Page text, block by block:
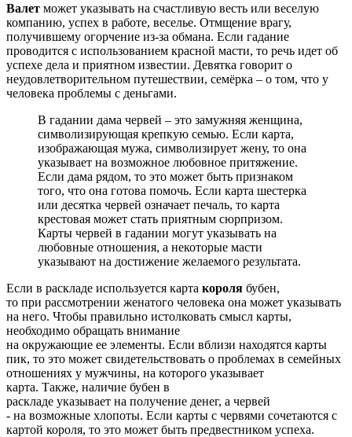
Валет может указывать на счастливую весть или веселую
компанию, успех в работе, веселье. Отмщение врагу,
получившему огорчение из-за обмана. Если гадание
проводится с использованием красной масти, то речь идет об
успехе дела и приятном известии. Девятка говорит о
неудовлетворительном путешествии, семёрка – о том, что у
человека проблемы с деньгами.
В гадании дама червей – это замужняя женщина,
символизирующая крепкую семью. Если карта,
изображающая мужа, символизирует жену, то она
указывает на возможное любовное притяжение.
Если дама рядом, то это может быть признаком
того, что она готова помочь. Если карта шестерка
или десятка червей означает печаль, то карта
крестовая может стать приятным сюрпризом.
Карты червей в гадании могут указывать на
любовные отношения, а некоторые масти
указывают на достижение желаемого результата.
Если в раскладе используется карта короля бубен,
то при рассмотрении женатого человека она может указывать
на него. Чтобы правильно истолковать смысл карты,
необходимо обращать внимание
на окружающие ее элементы. Если вблизи находятся карты
пик, то это может свидетельствовать о проблемах в семейных
отношениях у мужчины, на которого указывает
карта. Также, наличие бубен в
раскладе указывает на получение денег, а червей
- на возможные хлопоты. Если карты с червями сочетаются с
картой короля, то это может быть предвестником успеха.